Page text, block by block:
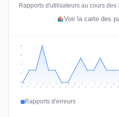
Rapports d'utilisateurs au cours
Voir la carte des
1
2
2
3
Jul 11 Jul 12 Jul 13 Jul 14 Jul 15 Jul 16 Jul 17 Jul 18 Jul 19 Jul 20 Jul 21 Jul 22 Jul 23 Jul 24 Jul 25
Rapports d'erreurs